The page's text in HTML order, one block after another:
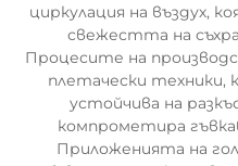
циркулация на въздух,
свежестта на
Процесите на
плетачески техники,
устойчива на
компрометира
Приложенията на